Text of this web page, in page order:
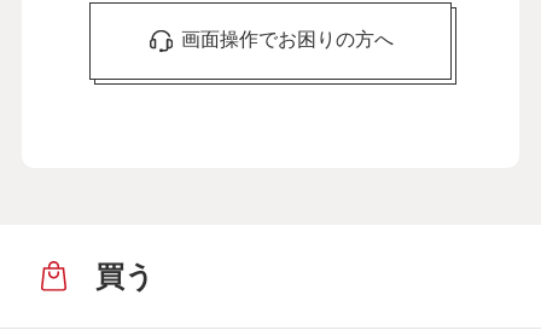
画面操作でお困りの方へ
買う